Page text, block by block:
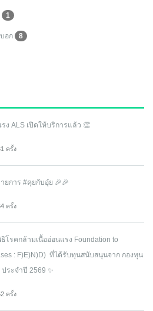
1
อก 8
ง ALS เปิดให้บริการแล้ว 👏
ครั้ง
การ #คุยกับอุ๋ย 🎉🎉
ครั้ง
รคกล้ามเนื้ออ่อนแรง Foundation to
: F)E)N)D) ที่ได้รับทุนสนับสนุนจาก กองทุน
ระจำปี 2569 ✨
ครั้ง